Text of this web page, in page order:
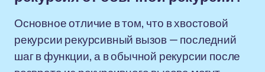
Основное отличие в том, что в хвостовой
рекурсии рекурсивный вызов — последний
шаг в функции, а в обычной рекурсии после